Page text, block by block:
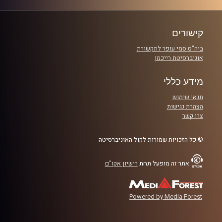
קישורים
ביה"ס סמי עופר לתקשורת
אוניברסיטת רייכמן
מידע כללי
תנאי שימוש
הצהרת נגישות
צרו קשר
© כל הזכויות שמורות לקול האוניברסיטה
אתר זה מופעל תחת רישיון אקו"ם
Powered by Media Forest